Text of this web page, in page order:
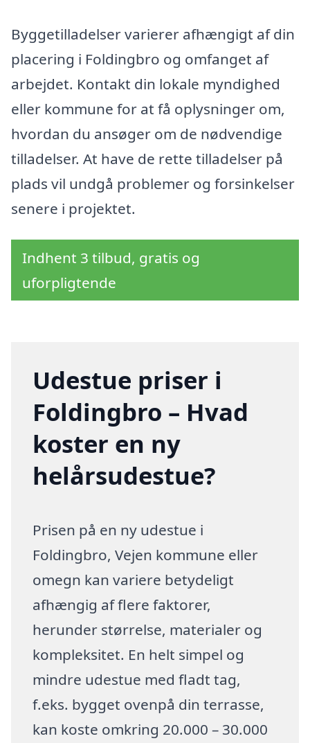
Byggetilladelser varierer afhængigt af din
placering i Foldingbro og omfanget af
arbejdet. Kontakt din lokale myndighed
eller kommune for at få oplysninger om,
hvordan du ansøger om de nødvendige
tilladelser. At have de rette tilladelser på
plads vil undgå problemer og forsinkelser
senere i projektet.
Indhent 3 tilbud, gratis og
uforpligtende
Udestue priser i
Foldingbro – Hvad
koster en ny
helårsudestue?
Prisen på en ny udestue i
Foldingbro, Vejen kommune eller
omegn kan variere betydeligt
afhængig af flere faktorer,
herunder størrelse, materialer og
kompleksitet. En helt simpel og
mindre udestue med fladt tag,
f.eks. bygget ovenpå din terrasse,
kan koste omkring 20.000 – 30.000